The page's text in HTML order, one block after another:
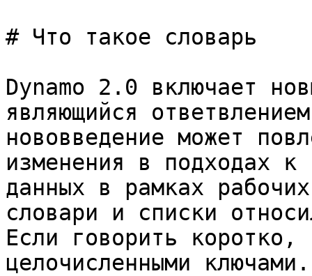
# Что такое словарь
Dynamo 2.0 включает
являющийся
нововведение может
изменения в подходах к
данных в рамках
словари и списки
Если говорить
целочисленными ключами.